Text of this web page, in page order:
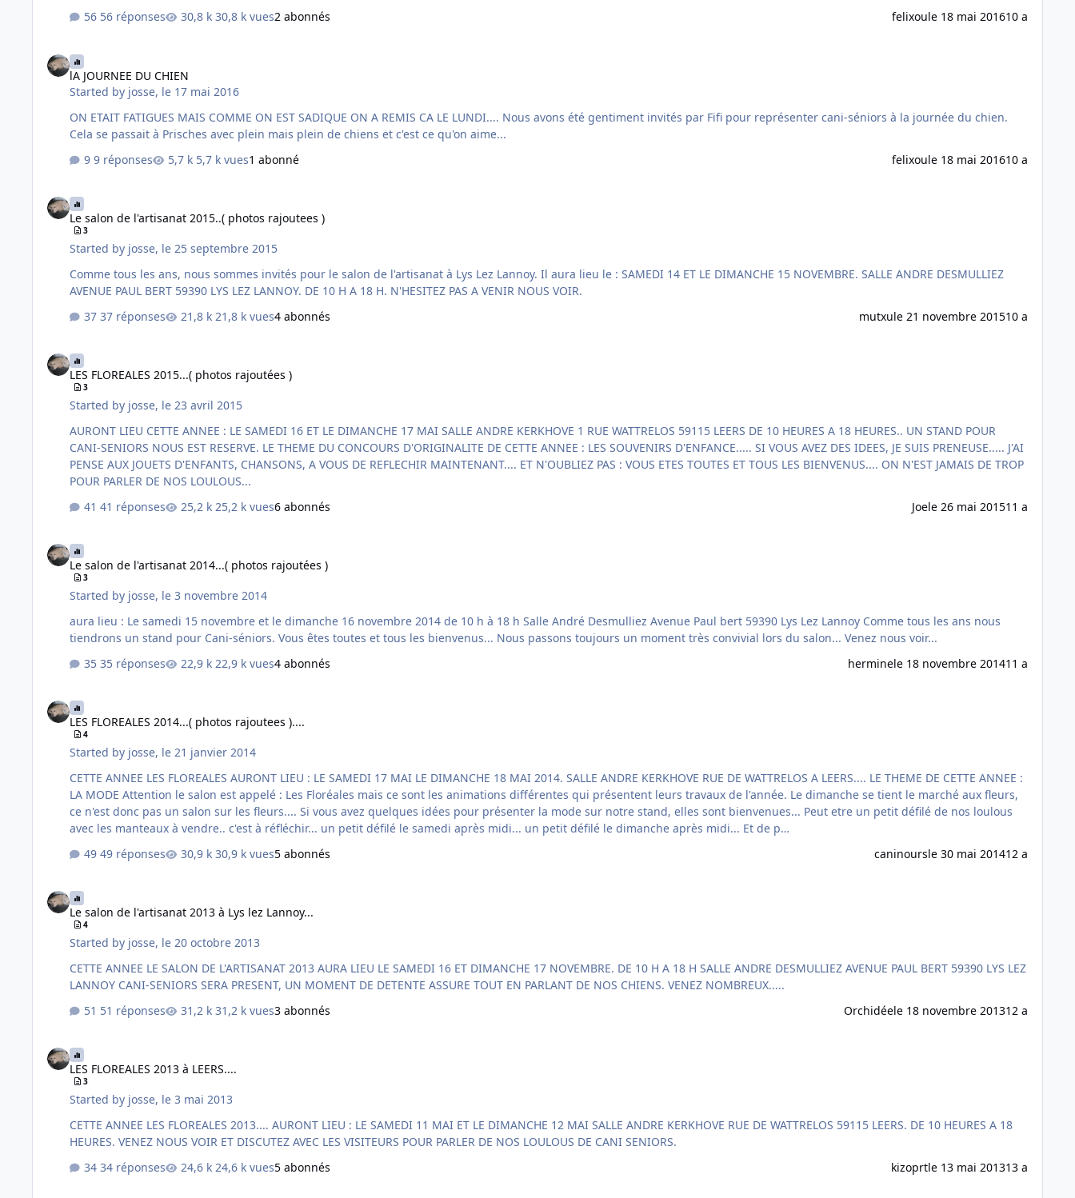
56 réponses
30,8 k vues2 abonnés felixoule 18 mai 201610 a
lA JOURNEE DU CHIEN
Started by josse, le 17 mai 2016
ON ETAIT FATIGUES MAIS COMME ON EST SADIQUE ON A REMIS CA LE LUNDI.... Nous avons été gentiment invités par Fifi pour représenter cani-séniors à la journée du chien.
Cela se passait à Prisches avec plein mais plein de chiens et c'est ce qu'on aime...
9 réponses
5,7 k vues1 abonné felixoule 18 mai 201610 a
Le salon de l'artisanat 2015..( photos rajoutees )
3
Started by josse, le 25 septembre 2015
Comme tous les ans, nous sommes invités pour le salon de l'artisanat à Lys Lez Lannoy. Il aura lieu le : SAMEDI 14 ET LE DIMANCHE 15 NOVEMBRE. SALLE ANDRE DESMULLIEZ
AVENUE PAUL BERT 59390 LYS LEZ LANNOY. DE 10 H A 18 H. N'HESITEZ PAS A VENIR NOUS VOIR.
37 réponses
21,8 k vues4 abonnés mutxule 21 novembre 201510 a
LES FLOREALES 2015...( photos rajoutées )
3
Started by josse, le 23 avril 2015
AURONT LIEU CETTE ANNEE : LE SAMEDI 16 ET LE DIMANCHE 17 MAI SALLE ANDRE KERKHOVE 1 RUE WATTRELOS 59115 LEERS DE 10 HEURES A 18 HEURES.. UN STAND POUR
CANI-SENIORS NOUS EST RESERVE. LE THEME DU CONCOURS D'ORIGINALITE DE CETTE ANNEE : LES SOUVENIRS D'ENFANCE..... SI VOUS AVEZ DES IDEES, JE SUIS PRENEUSE..... J'AI
PENSE AUX JOUETS D'ENFANTS, CHANSONS, A VOUS DE REFLECHIR MAINTENANT.... ET N'OUBLIEZ PAS : VOUS ETES TOUTES ET TOUS LES BIENVENUS.... ON N'EST JAMAIS DE TROP
POUR PARLER DE NOS LOULOUS...
41 réponses
25,2 k vues6 abonnés Joele 26 mai 201511 a
Le salon de l'artisanat 2014...( photos rajoutées )
3
Started by josse, le 3 novembre 2014
aura lieu : Le samedi 15 novembre et le dimanche 16 novembre 2014 de 10 h à 18 h Salle André Desmulliez Avenue Paul bert 59390 Lys Lez Lannoy Comme tous les ans nous
tiendrons un stand pour Cani-séniors. Vous êtes toutes et tous les bienvenus... Nous passons toujours un moment très convivial lors du salon... Venez nous voir...
35 réponses
22,9 k vues4 abonnés herminele 18 novembre 201411 a
LES FLOREALES 2014...( photos rajoutees )....
4
Started by josse, le 21 janvier 2014
CETTE ANNEE LES FLOREALES AURONT LIEU : LE SAMEDI 17 MAI LE DIMANCHE 18 MAI 2014. SALLE ANDRE KERKHOVE RUE DE WATTRELOS A LEERS.... LE THEME DE CETTE ANNEE :
LA MODE Attention le salon est appelé : Les Floréales mais ce sont les animations différentes qui présentent leurs travaux de l'année. Le dimanche se tient le marché aux fleurs,
ce n'est donc pas un salon sur les fleurs.... Si vous avez quelques idées pour présenter la mode sur notre stand, elles sont bienvenues... Peut etre un petit défilé de nos loulous
avec les manteaux à vendre.. c'est à réfléchir... un petit défilé le samedi après midi... un petit défilé le dimanche après midi... Et de p…
49 réponses
30,9 k vues5 abonnés caninoursle 30 mai 201412 a
Le salon de l'artisanat 2013 à Lys lez Lannoy...
4
Started by josse, le 20 octobre 2013
CETTE ANNEE LE SALON DE L'ARTISANAT 2013 AURA LIEU LE SAMEDI 16 ET DIMANCHE 17 NOVEMBRE. DE 10 H A 18 H SALLE ANDRE DESMULLIEZ AVENUE PAUL BERT 59390 LYS LEZ
LANNOY CANI-SENIORS SERA PRESENT, UN MOMENT DE DETENTE ASSURE TOUT EN PARLANT DE NOS CHIENS. VENEZ NOMBREUX.....
51 réponses
31,2 k vues3 abonnés Orchidéele 18 novembre 201312 a
LES FLOREALES 2013 à LEERS....
3
Started by josse, le 3 mai 2013
CETTE ANNEE LES FLOREALES 2013.... AURONT LIEU : LE SAMEDI 11 MAI ET LE DIMANCHE 12 MAI SALLE ANDRE KERKHOVE RUE DE WATTRELOS 59115 LEERS. DE 10 HEURES A 18
HEURES. VENEZ NOUS VOIR ET DISCUTEZ AVEC LES VISITEURS POUR PARLER DE NOS LOULOUS DE CANI SENIORS.
34 réponses
24,6 k vues5 abonnés kizoprtle 13 mai 201313 a